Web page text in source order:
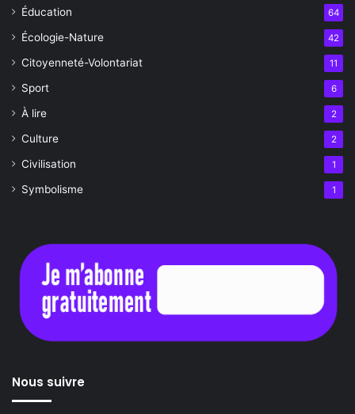
Éducation 64
Écologie-Nature 42
Citoyenneté-Volontariat 11
Sport 6
À lire 2
Culture 2
Civilisation 1
Symbolisme 1
Nous suivre